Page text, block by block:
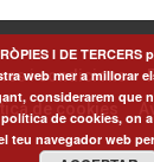
i condicions
de cookies
I DE TERCERS
web mer a millorar
considerarem que
de cookies, on
teu navegador web